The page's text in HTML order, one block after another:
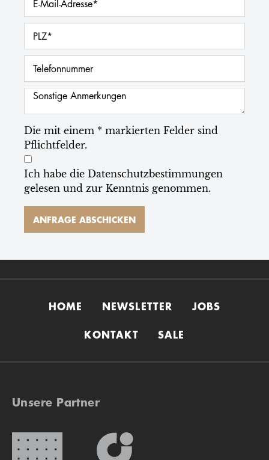
Die mit einem * markierten Felder sind
Pflichtfelder.
Ich habe die Datenschutzbestimmungen
gelesen und zur Kenntnis genommen.
HOME NEWSLETTER JOBS
KONTAKT SALE
Unsere Partner